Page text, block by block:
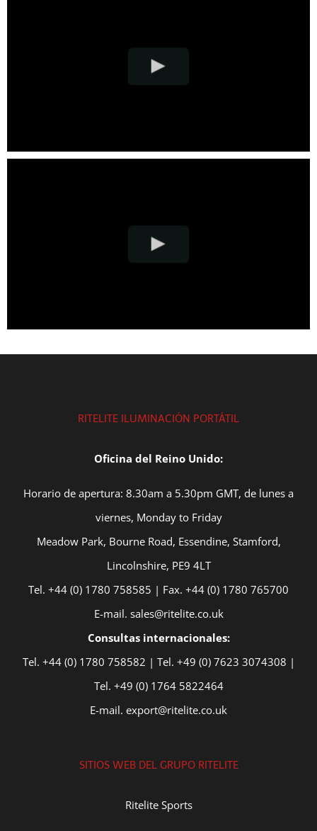
RITELITE ILUMINACIÓN PORTÁTIL
Oficina del Reino Unido:
Horario de apertura: 8.30am a 5.30pm GMT, de lunes a
viernes, Monday to Friday
Meadow Park, Bourne Road, Essendine, Stamford,
Lincolnshire, PE9 4LT
Tel. +44 (0) 1780 758585 | Fax. +44 (0) 1780 765700
E-mail. sales@ritelite.co.uk
Consultas internacionales:
Tel. +44 (0) 1780 758582 | Tel. +49 (0) 7623 3074308 |
Tel. +49 (0) 1764 5822464
E-mail. export@ritelite.co.uk
SITIOS WEB DEL GRUPO RITELITE
Ritelite Sports